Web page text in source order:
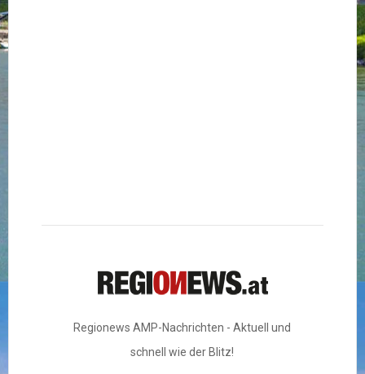
Regionews AMP-Nachrichten - Aktuell und
schnell wie der Blitz!